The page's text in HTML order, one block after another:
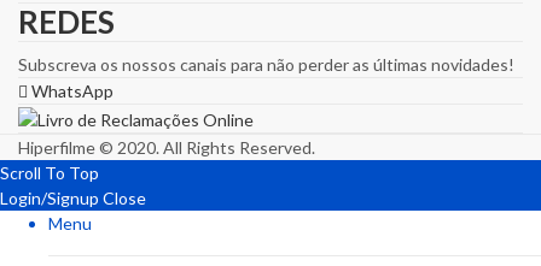
REDES
Subscreva os nossos canais para não perder as últimas novidades!
WhatsApp
Hiperfilme © 2020. All Rights Reserved.
Scroll To Top
Login/Signup Close
Menu